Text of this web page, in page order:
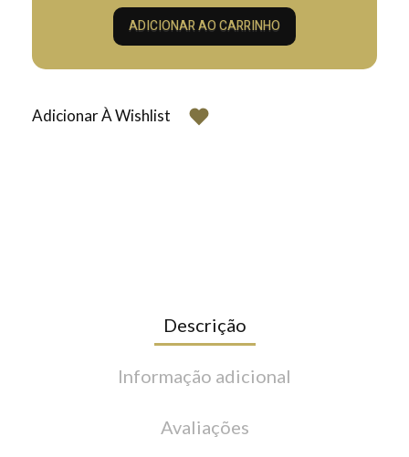
ADICIONAR AO CARRINHO
Adicionar À Wishlist
Descrição
Informação adicional
Avaliações